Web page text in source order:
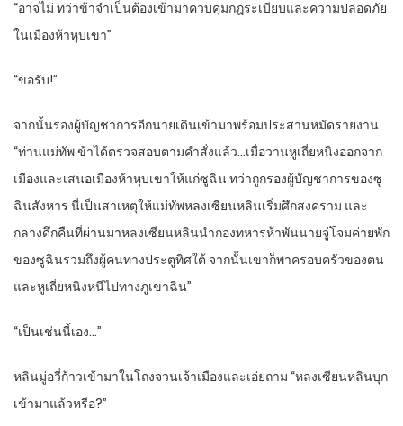
“อาจไม่ ทว่าข้าจำเป็นต้องเข้ามาควบคุมกฎระเบียบและความปลอดภัย
ในเมืองห้าหุบเขา”
“ขอรับ!”
จากนั้นรองผู้บัญชาการอีกนายเดินเข้ามาพร้อมประสานหมัดรายงาน
“ท่านแม่ทัพ ข้าได้ตรวจสอบตามคำสั่งแล้ว…เมื่อวานหูเถี่ยหนิงออกจาก
เมืองและเสนอเมืองห้าหุบเขาให้แก่ซูฉิน ทว่าถูกรองผู้บัญชาการของซู
ฉินสังหาร นี่เป็นสาเหตุให้แม่ทัพหลงเซียนหลินเริ่มศึกสงคราม และ
กลางดึกคืนที่ผ่านมาหลงเซียนหลินนำกองทหารห้าพันนายจู่โจมค่ายพัก
ของซูฉินรวมถึงผู้คนทางประตูทิศใต้ จากนั้นเขาก็พาครอบครัวของตน
และหูเถี่ยหนิงหนีไปทางภูเขาฉิน”
“เป็นเช่นนี้เอง…”
หลินมู่อวี่ก้าวเข้ามาในโถงจวนเจ้าเมืองและเอ่ยถาม “หลงเซียนหลินบุก
เข้ามาแล้วหรือ?”